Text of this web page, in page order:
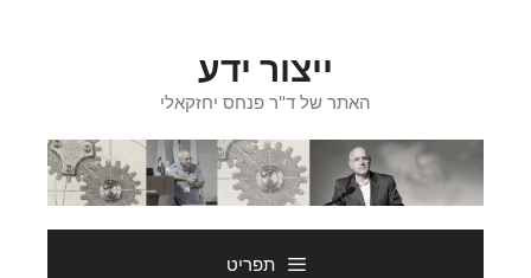
ייצור ידע
האתר של ד"ר פנחס יחזקאלי
תפריט